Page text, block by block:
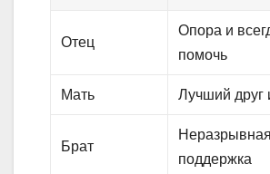
Отец
Опора и
помочь
Мать Лучший друг
Брат
поддержка